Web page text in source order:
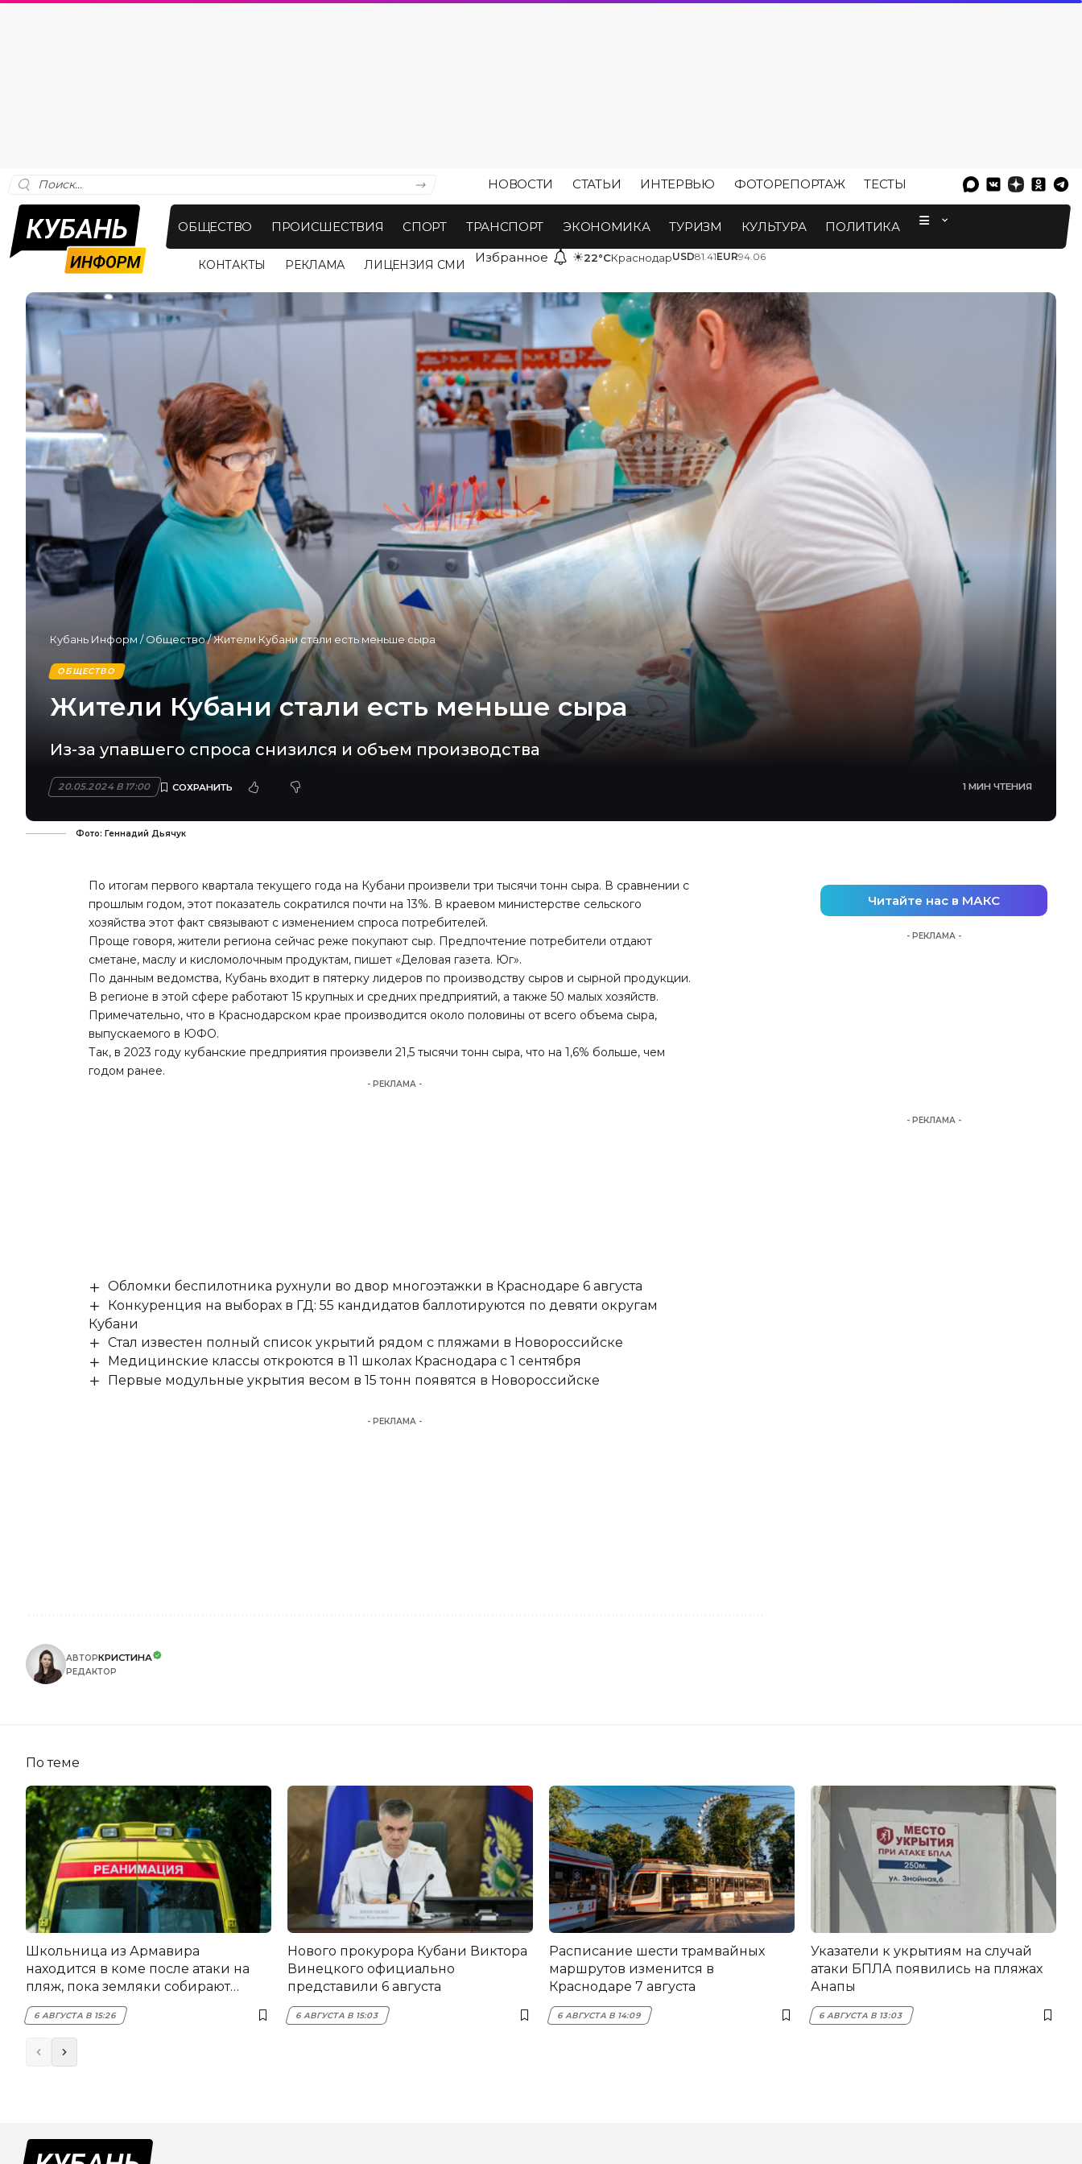
НОВОСТИ СТАТЬИ ИНТЕРВЬЮ ФОТОРЕПОРТАЖ ТЕСТЫ
ОБЩЕСТВО ПРОИСШЕСТВИЯ СПОРТ ТРАНСПОРТ ЭКОНОМИКА ТУРИЗМ КУЛЬТУРА ПОЛИТИКА
КОНТАКТЫ РЕКЛАМА ЛИЦЕНЗИЯ СМИ Избранное ☀22°CКраснодарUSD81.41EUR94.06
Кубань Информ /Общество/Жители Кубани стали есть меньше сыра
ОБЩЕСТВО
Жители Кубани стали есть меньше сыра
Из-за упавшего спроса снизился и объем производства
20.05.2024 В 17:00 1 МИН ЧТЕНИЯ
Фото: Геннадий Дьячук
По итогам первого квартала текущего года на Кубани произвели три тысячи тонн сыра. В сравнении с
прошлым годом, этот показатель сократился почти на 13%. В краевом министерстве сельского
хозяйства этот факт связывают с изменением спроса потребителей.
Проще говоря, жители региона сейчас реже покупают сыр. Предпочтение потребители отдают
сметане, маслу и кисломолочным продуктам, пишет «Деловая газета. Юг».
По данным ведомства, Кубань входит в пятерку лидеров по производству сыров и сырной продукции.
В регионе в этой сфере работают 15 крупных и средних предприятий, а также 50 малых хозяйств.
Примечательно, что в Краснодарском крае производится около половины от всего объема сыра,
выпускаемого в ЮФО.
Так, в 2023 году кубанские предприятия произвели 21,5 тысячи тонн сыра, что на 1,6% больше, чем
годом ранее.
- РЕКЛАМА -
Обломки беспилотника рухнули во двор многоэтажки в Краснодаре 6 августа
Конкуренция на выборах в ГД: 55 кандидатов баллотируются по девяти округам
Кубани
Стал известен полный список укрытий рядом с пляжами в Новороссийске
Медицинские классы откроются в 11 школах Краснодара с 1 сентября
Первые модульные укрытия весом в 15 тонн появятся в Новороссийске
- РЕКЛАМА -
АВТОРКРИСТИНА
РЕДАКТОР
Читайте нас в МАКС
- РЕКЛАМА -
- РЕКЛАМА -
По теме
Школьница из Армавира
находится в коме после атаки на
пляж, пока земляки собирают
помощь
6 АВГУСТА В 15:26
Нового прокурора Кубани Виктора
Винецкого официально
представили 6 августа
6 АВГУСТА В 15:03
Расписание шести трамвайных
маршрутов изменится в
Краснодаре 7 августа
6 АВГУСТА В 14:09
Указатели к укрытиям на случай
атаки БПЛА появились на пляжах
Анапы
6 АВГУСТА В 13:03